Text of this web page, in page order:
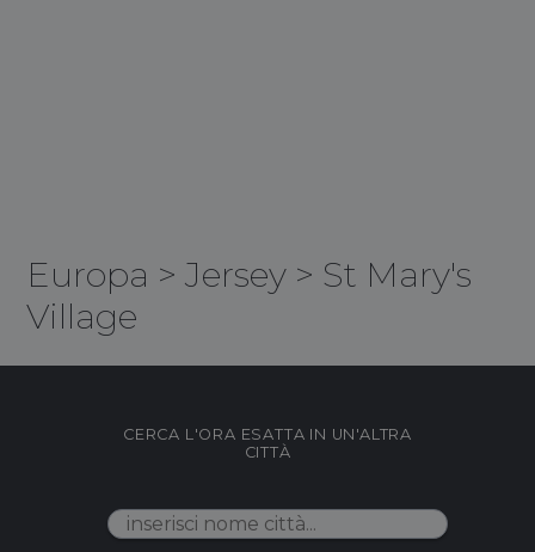
Europa >Jersey > St Mary's
Village
CERCA L'ORA ESATTA IN UN'ALTRA
CITTÀ